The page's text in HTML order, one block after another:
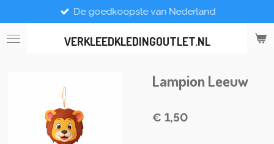
direct
naar
VERKLEEDKLEDINGOUTLET.NL
De goedkoopste van Nederland
Lampion Leeuw
€ 1,50